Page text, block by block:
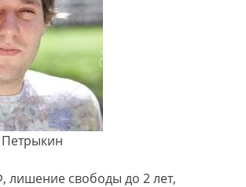
лишение свободы до 2 лет,